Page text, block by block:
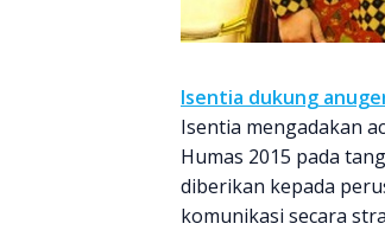
Isentia dukung
Isentia mengadakan
Humas 2015 pada
diberikan kepada
komunikasi secara